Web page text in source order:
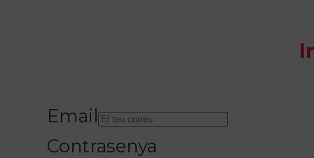
Email
Contrasenya